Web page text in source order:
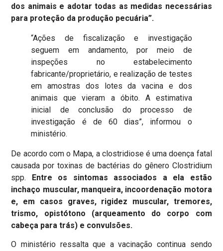
dos animais e adotar todas as medidas necessárias
para proteção da produção pecuária”.
“Ações de fiscalização e investigação
seguem em andamento, por meio de
inspeções no estabelecimento
fabricante/proprietário, e realização de testes
em amostras dos lotes da vacina e dos
animais que vieram a óbito. A estimativa
inicial de conclusão do processo de
investigação é de 60 dias”, informou o
ministério.
De acordo com o Mapa, a clostridiose é uma doença fatal
causada por toxinas de bactérias do gênero Clostridium
spp. Entre os sintomas associados a ela estão
inchaço muscular, manqueira, incoordenação motora
e, em casos graves, rigidez muscular, tremores,
trismo, opistótono (arqueamento do corpo com
cabeça para trás) e convulsões.
O ministério ressalta que a vacinação continua sendo